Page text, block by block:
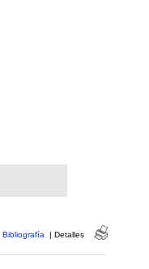
Bibliografía | Detalles